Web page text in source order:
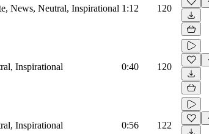
News, Neutral, Inspirational 1:12 120
Inspirational 0:40 120
Inspirational 0:56 122